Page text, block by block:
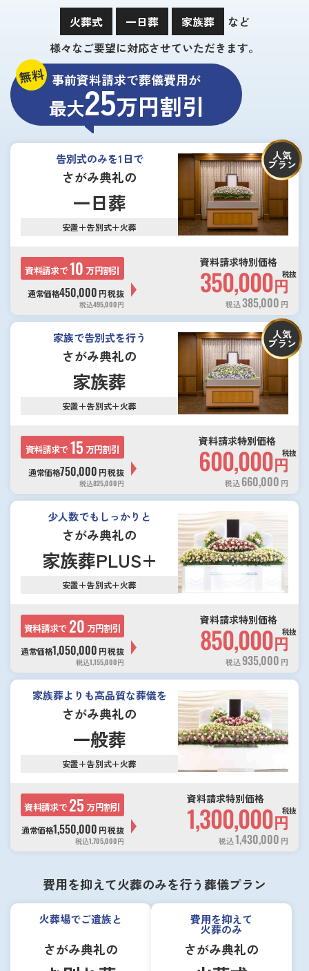
火葬式 一日葬 家族葬
など
様々なご要望に対応させていただきます。
無料 事前資料請求で葬儀費用が
最大25万円割引
告別式のみを1日で
さがみ典礼の
一日葬
安置＋告別式＋火葬
人気
プラン
資料請求で10 万円割引
通常価格450,000 円税抜
税込495,000円
資料請求特別価格
350,000円
税抜
税込385,000 円
家族で告別式を行う
さがみ典礼の
家族葬
安置＋告別式＋火葬
人気
プラン
資料請求で15 万円割引
通常価格750,000 円税抜
税込825,000円
資料請求特別価格
600,000円
税抜
税込660,000 円
少人数でもしっかりと
さがみ典礼の
家族葬PLUS+
安置＋告別式＋火葬
資料請求で 20 万円割引
通常価格1,050,000 円税抜
税込1,155,000円
資料請求特別価格
850,000円
税抜
税込935,000 円
家族葬よりも高品質な葬儀を
さがみ典礼の
一般葬
安置＋告別式＋火葬
資料請求で 25 万円割引
通常価格1,550,000 円税抜
税込1,705,000円
資料請求特別価格
1,300,000円
税抜
税込1,430,000 円
費用を抑えて火葬のみを行う葬儀プラン
火葬場でご遺族と
さがみ典礼の
費用を抑えて
火葬のみ
さがみ典礼の